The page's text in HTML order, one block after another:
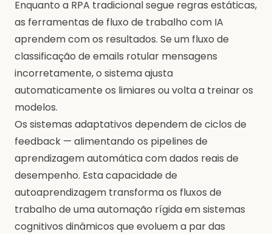
Enquanto a RPA tradicional segue regras estáticas,
as ferramentas de fluxo de trabalho com IA
aprendem com os resultados. Se um fluxo de
classificação de emails rotular mensagens
incorretamente, o sistema ajusta
automaticamente os limiares ou volta a treinar os
modelos.
Os sistemas adaptativos dependem de ciclos de
feedback — alimentando os pipelines de
aprendizagem automática com dados reais de
desempenho. Esta capacidade de
autoaprendizagem transforma os fluxos de
trabalho de uma automação rígida em sistemas
cognitivos dinâmicos que evoluem a par das